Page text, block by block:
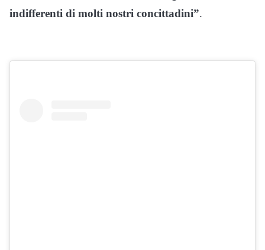
indifferenti di molti nostri concittadini”.